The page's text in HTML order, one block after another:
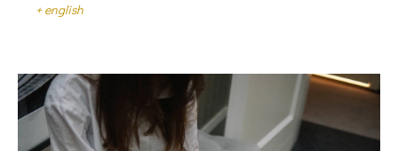
+ english